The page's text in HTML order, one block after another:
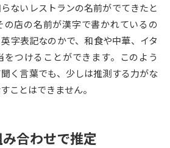
徴を調べる
国際・グローバルに強い大学特
奨学金・特待生制度特集
ないレストランの名前がでてきたと
の店の名前が漢字で書かれているの
字表記なのかで、和食や中華、イタ
をつけることができます。このよう
く言葉でも、少しは推測する力がな
ことはできません。
合わせで推定